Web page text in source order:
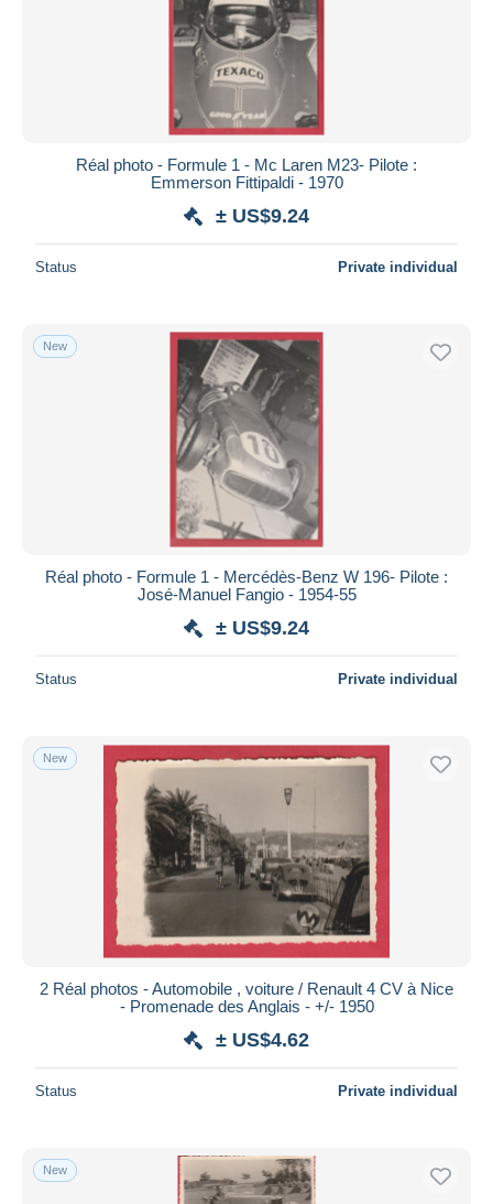
Réal photo - Formule 1 - Mc Laren M23- Pilote :
Emmerson Fittipaldi - 1970
± US$9.24
Status Private individual
New
Réal photo - Formule 1 - Mercédès-Benz W 196- Pilote :
José-Manuel Fangio - 1954-55
± US$9.24
Status Private individual
New
2 Réal photos - Automobile , voiture / Renault 4 CV à Nice
- Promenade des Anglais - +/- 1950
± US$4.62
Status Private individual
New